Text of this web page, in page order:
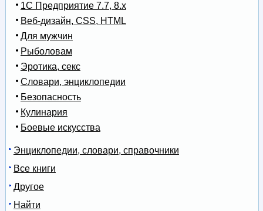
1С Предприятие 7.7, 8.x
Веб-дизайн, CSS, HTML
Для мужчин
Рыболовам
Эротика, секс
Словари, энциклопедии
Безопасность
Кулинария
Боевые искусства
Энциклопедии, словари, справочники
Все книги
Другое
Найти